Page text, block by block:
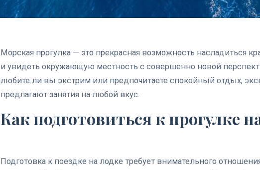
Морская прогулка — это прекрасная возможность насладиться
и увидеть окружающую местность с совершенно новой
любите ли вы экстрим или предпочитаете спокойный отдых,
предлагают занятия на любой вкус.
Как подготовиться к прогулке
Подготовка к поездке на лодке требует внимательного